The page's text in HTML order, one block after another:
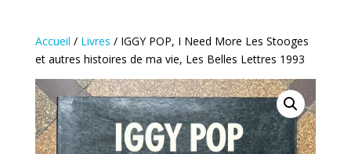
Accueil / Livres / IGGY POP, I Need More Les Stooges
et autres histoires de ma vie, Les Belles Lettres 1993